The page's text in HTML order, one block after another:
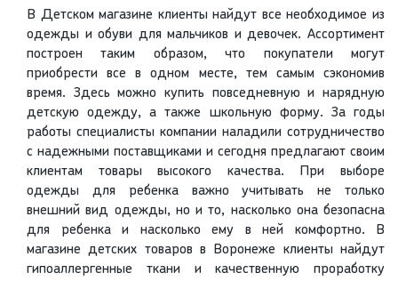
В Детском магазине клиенты найдут все необходимое из
одежды и обуви для мальчиков и девочек. Ассортимент
построен таким образом, что покупатели могут
приобрести все в одном месте, тем самым сэкономив
время. Здесь можно купить повседневную и нарядную
детскую одежду, а также школьную форму. За годы
работы специалисты компании наладили сотрудничество
с надежными поставщиками и сегодня предлагают своим
клиентам товары высокого качества. При выборе
одежды для ребенка важно учитывать не только
внешний вид одежды, но и то, насколько она безопасна
для ребенка и насколько ему в ней комфортно. В
магазине детских товаров в Воронеже клиенты найдут
гипоаллергенные ткани и качественную проработку